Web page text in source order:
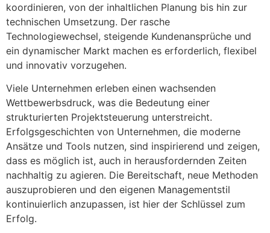
koordinieren, von der inhaltlichen Planung bis hin zur
technischen Umsetzung. Der rasche
Technologiewechsel, steigende Kundenansprüche und
ein dynamischer Markt machen es erforderlich, flexibel
und innovativ vorzugehen.
Viele Unternehmen erleben einen wachsenden
Wettbewerbsdruck, was die Bedeutung einer
strukturierten Projektsteuerung unterstreicht.
Erfolgsgeschichten von Unternehmen, die moderne
Ansätze und Tools nutzen, sind inspirierend und zeigen,
dass es möglich ist, auch in herausfordernden Zeiten
nachhaltig zu agieren. Die Bereitschaft, neue Methoden
auszuprobieren und den eigenen Managementstil
kontinuierlich anzupassen, ist hier der Schlüssel zum
Erfolg.